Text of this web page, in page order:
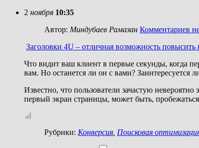
2 ноября 10:35
Автор: Миндубаев Рамазан Комментариев
Заголовки 4U – отличная возможность
Что видит ваш клиент в первые секунды, когда
вам. Но останется ли он с вами? Заинтересуется
Известно, что пользователи зачастую
первый экран страницы, может быть,
Рубрики: Конверсия Поисковая